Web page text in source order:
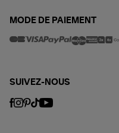
MODE DE PAIEMENT
SUIVEZ-NOUS